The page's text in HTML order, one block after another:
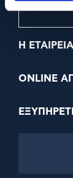
Η ΕΤΑΙΡΕΙΑ
ONLINE